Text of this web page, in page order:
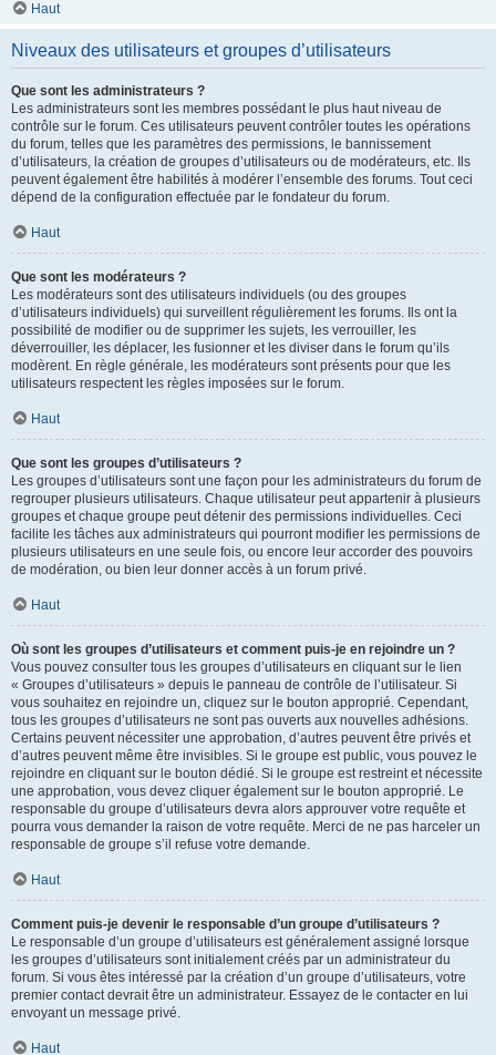
Haut
Niveaux des utilisateurs et groupes d’utilisateurs
Que sont les administrateurs ?
Les administrateurs sont les membres possédant le plus haut niveau de
contrôle sur le forum. Ces utilisateurs peuvent contrôler toutes les opérations
du forum, telles que les paramètres des permissions, le bannissement
d’utilisateurs, la création de groupes d’utilisateurs ou de modérateurs, etc. Ils
peuvent également être habilités à modérer l’ensemble des forums. Tout ceci
dépend de la configuration effectuée par le fondateur du forum.
Haut
Que sont les modérateurs ?
Les modérateurs sont des utilisateurs individuels (ou des groupes
d’utilisateurs individuels) qui surveillent régulièrement les forums. Ils ont la
possibilité de modifier ou de supprimer les sujets, les verrouiller, les
déverrouiller, les déplacer, les fusionner et les diviser dans le forum qu’ils
modèrent. En règle générale, les modérateurs sont présents pour que les
utilisateurs respectent les règles imposées sur le forum.
Haut
Que sont les groupes d’utilisateurs ?
Les groupes d’utilisateurs sont une façon pour les administrateurs du forum de
regrouper plusieurs utilisateurs. Chaque utilisateur peut appartenir à plusieurs
groupes et chaque groupe peut détenir des permissions individuelles. Ceci
facilite les tâches aux administrateurs qui pourront modifier les permissions de
plusieurs utilisateurs en une seule fois, ou encore leur accorder des pouvoirs
de modération, ou bien leur donner accès à un forum privé.
Haut
Où sont les groupes d’utilisateurs et comment puis-je en rejoindre un ?
Vous pouvez consulter tous les groupes d’utilisateurs en cliquant sur le lien
« Groupes d’utilisateurs » depuis le panneau de contrôle de l’utilisateur. Si
vous souhaitez en rejoindre un, cliquez sur le bouton approprié. Cependant,
tous les groupes d’utilisateurs ne sont pas ouverts aux nouvelles adhésions.
Certains peuvent nécessiter une approbation, d’autres peuvent être privés et
d’autres peuvent même être invisibles. Si le groupe est public, vous pouvez le
rejoindre en cliquant sur le bouton dédié. Si le groupe est restreint et nécessite
une approbation, vous devez cliquer également sur le bouton approprié. Le
responsable du groupe d’utilisateurs devra alors approuver votre requête et
pourra vous demander la raison de votre requête. Merci de ne pas harceler un
responsable de groupe s’il refuse votre demande.
Haut
Comment puis-je devenir le responsable d’un groupe d’utilisateurs ?
Le responsable d’un groupe d’utilisateurs est généralement assigné lorsque
les groupes d’utilisateurs sont initialement créés par un administrateur du
forum. Si vous êtes intéressé par la création d’un groupe d’utilisateurs, votre
premier contact devrait être un administrateur. Essayez de le contacter en lui
envoyant un message privé.
Haut